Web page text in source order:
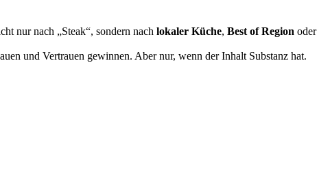
nur nach „Steak“, sondern nach lokaler Küche, Best of Region oder
und Vertrauen gewinnen. Aber nur, wenn der Inhalt Substanz hat.